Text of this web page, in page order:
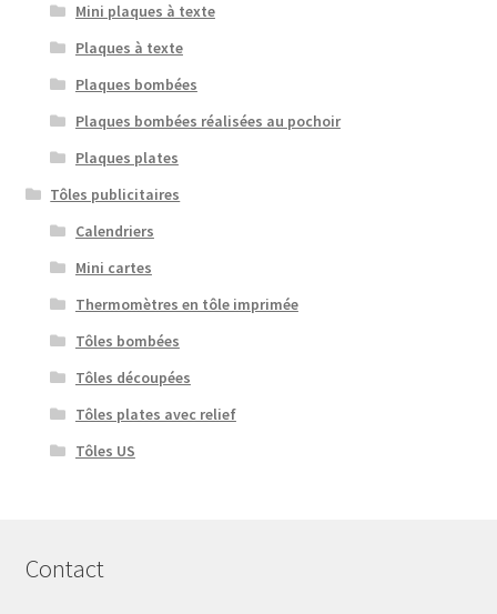
Mini plaques à texte
Plaques à texte
Plaques bombées
Plaques bombées réalisées au pochoir
Plaques plates
Tôles publicitaires
Calendriers
Mini cartes
Thermomètres en tôle imprimée
Tôles bombées
Tôles découpées
Tôles plates avec relief
Tôles US
Contact